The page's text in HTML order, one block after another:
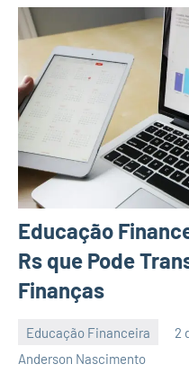
Educação
Rs que Pode
Finanças
Educação Financeira
2
Anderson Nascimento
6